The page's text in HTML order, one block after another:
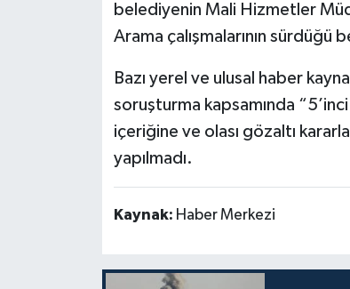
belediyenin Mali Hizmetler
Arama çalışmalarının sürdüğü
Bazı yerel ve ulusal haber
soruşturma kapsamında
içeriğine ve olası gözaltı
yapılmadı.
Kaynak: Haber Merkezi